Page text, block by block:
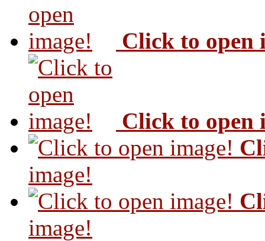
Click to open
Click to open
image!
image!